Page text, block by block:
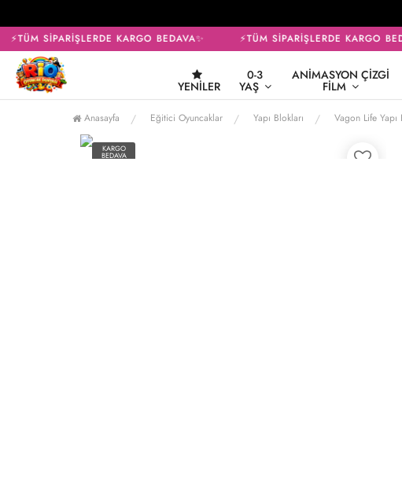
⚡TÜM SİPARİŞLERDE KARGO BEDAVA✨ ⚡TÜM SİPARİŞLERDE KARGO
YENILER
0-3
YAŞ
ANIMASYON ÇIZGI
FILM
Anasayfa Eğitici Oyuncaklar Yapı Blokları Vagon Life Yapı
KARGO
BEDAVA